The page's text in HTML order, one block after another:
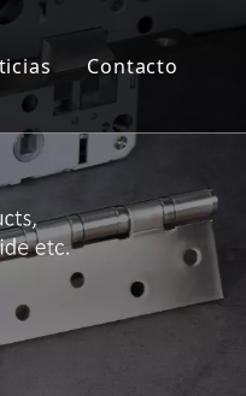
Ventaja de la empresa
Show vr
Certificado
Nuestra compañía
Miembro del equipo
Contacto